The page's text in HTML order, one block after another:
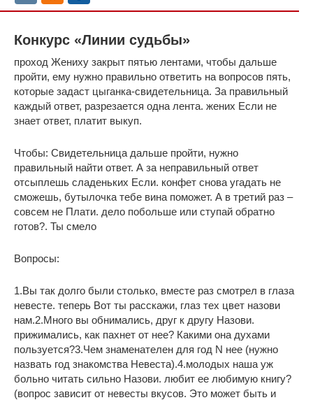
Конкурс «Линии судьбы»
проход Жениху закрыт пятью лентами, чтобы дальше
пройти, ему нужно правильно ответить на вопросов пять,
которые задаст цыганка-свидетельница. За правильный
каждый ответ, разрезается одна лента. жених Если не
знает ответ, платит выкуп.
Чтобы: Свидетельница дальше пройти, нужно
правильный найти ответ. А за неправильный ответ
отсыплешь сладеньких Если. конфет снова угадать не
сможешь, бутылочка тебе вина поможет. А в третий раз –
совсем не Плати. дело побольше или ступай обратно
готов?. Ты смело
Вопросы:
1.Вы так долго были столько, вместе раз смотрел в глаза
невесте. теперь Вот ты расскажи, глаз тех цвет назови
нам.2.Много вы обнимались, друг к другу Назови.
прижимались, как пахнет от нее? Какими она духами
пользуется?3.Чем знаменателен для год N нее (нужно
назвать год знакомства Невеста).4.молодых наша уж
больно читать сильно Назови. любит ее любимую книгу?
(вопрос зависит от невесты вкусов. Это может быть и